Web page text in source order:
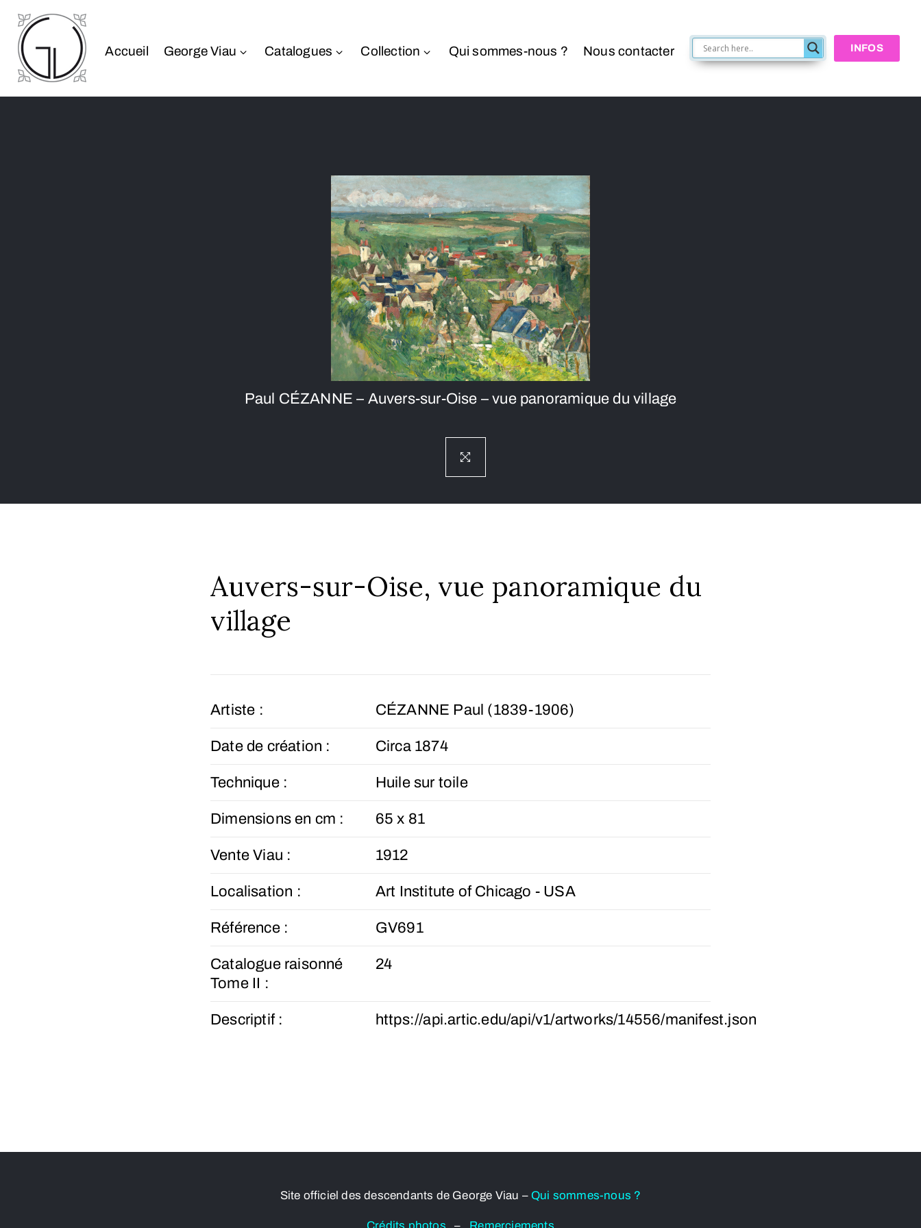
Accueil George Viau Catalogues Collection Qui sommes-nous ? Nous contacter INFOS
Paul CÉZANNE – Auvers-sur-Oise – vue panoramique du village
Auvers-sur-Oise, vue panoramique du
village
Artiste : CÉZANNE Paul (1839-1906)
Date de création : Circa 1874
Technique : Huile sur toile
Dimensions en cm : 65 x 81
Vente Viau : 1912
Localisation : Art Institute of Chicago - USA
Référence : GV691
Catalogue raisonné
Tome II :
24
Descriptif : https://api.artic.edu/api/v1/artworks/14556/manifest.json
Site officiel des descendants de George Viau – Qui sommes-nous ?